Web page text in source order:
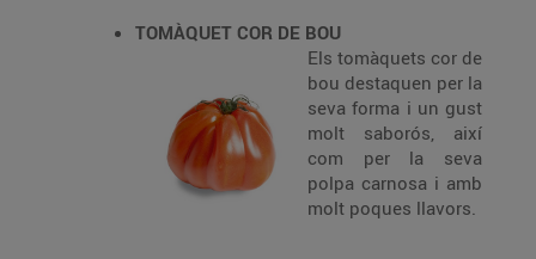
TOMÀQUET COR DE BOU
Els tomàquets cor de
bou destaquen per la
seva forma i un gust
molt saborós, així
com per la seva
polpa carnosa i amb
molt poques llavors.